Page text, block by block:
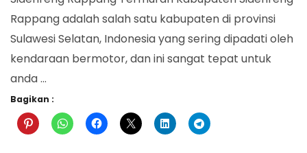
Rappang adalah salah satu kabupaten di provinsi
Sulawesi Selatan, Indonesia yang sering dipadati oleh
kendaraan bermotor, dan ini sangat tepat untuk
anda …
Bagikan :